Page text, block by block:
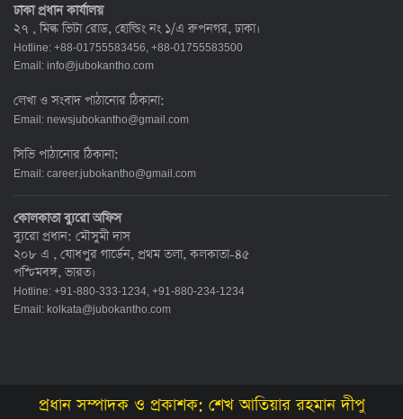
ঢাকা প্রধান কার্যালয়
২৭ , মিল্ক ভিটা রোড, হোল্ডিং নং ১/এ রুপনগর, ঢাকা।
Hotline: +88-01755583456, +88-01755583500
Email: info@jubokantho.com
লেখা ও সংবাদ পাঠানোর ঠিকানা:
Email: newsjubokantho@gmail.com
সিভি পাঠানোর ঠিকানা:
Email: career.jubokantho@gmail.com
কোলকাতা ব্যুরো অফিস
ব্যুরো প্রধান: মৌসুমী দাস
২০৮ এ , যোধপুর গার্ডেন, প্রথম তলা, কলকাতা-৪৫
পশ্চিমবঙ্গ, ভারত।
Hotline: +91-880-333-1234, +91-880-234-1234
Email: kolkata@jubokantho.com
প্রধান সম্পাদক ও প্রকাশক: শেখ আতিয়ার রহমান দীপু